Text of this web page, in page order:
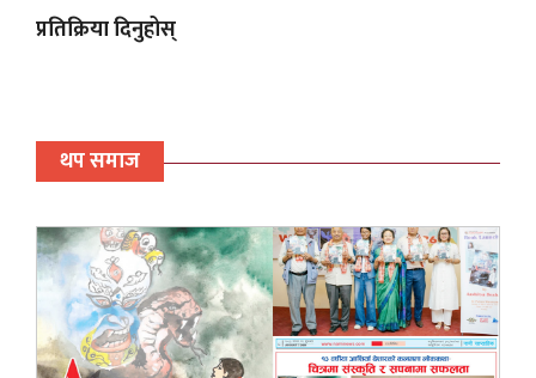
प्रतिक्रिया दिनुहोस्
थप समाज